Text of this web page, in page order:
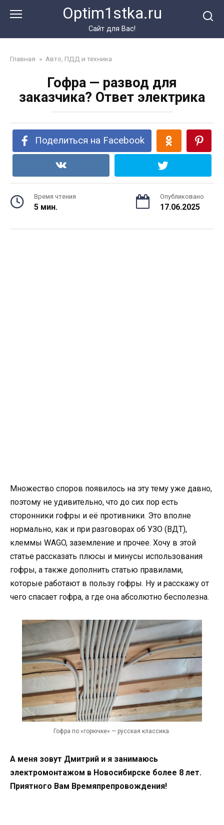
Optim1stka.ru
Сайт для Вас!
Главная » Авто, ПДД и техника
Гофра — развод для
заказчика? Ответ электрика
Поделиться на Facebook
Время чтения
5 мин.
Опубликовано
17.06.2025
Множество споров появилось на эту тему уже давно,
поэтому не удивительно, что до сих пор есть
сторонники гофры и её противники. Это вполне
нормально, как и при разговорах об УЗО (ВДТ),
клеммы WAGO, заземление и прочее. Хочу в этой
статье рассказать плюсы и минусы использования
гофры, а также дополнить статью правилами,
которые работают в пользу гофры. Ну и расскажу от
чего спасает гофра, а где она абсолютно бесполезна.
Гофра по «горючке» — русская классика.
А меня зовут Дмитрий и я занимаюсь
электромонтажом в Новосибирске более 8 лет.
Приятного Вам Времяпрепровождения!